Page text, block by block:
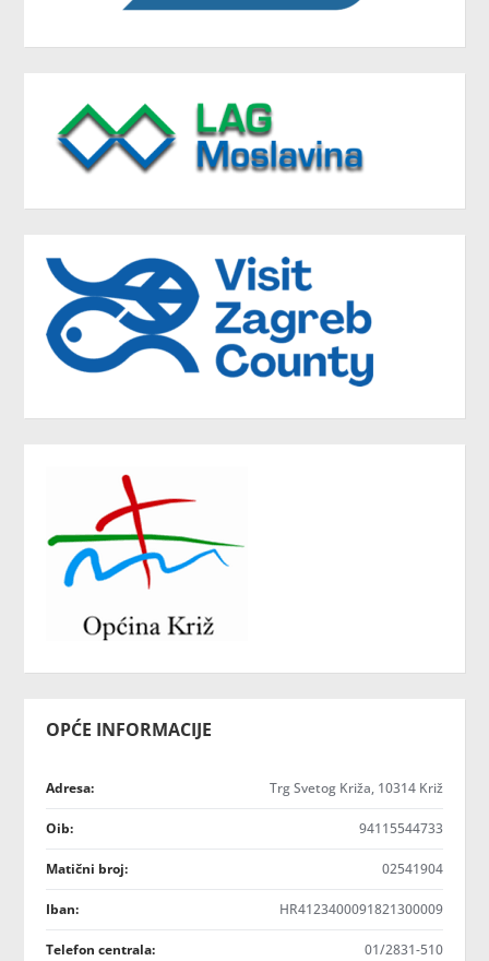
OPĆE INFORMACIJE
Adresa: Trg Svetog Križa, 10314 Križ
Oib: 94115544733
Matični broj: 02541904
Iban: HR4123400091821300009
Telefon centrala: 01/2831-510